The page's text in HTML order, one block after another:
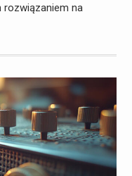
rozwiązaniem na